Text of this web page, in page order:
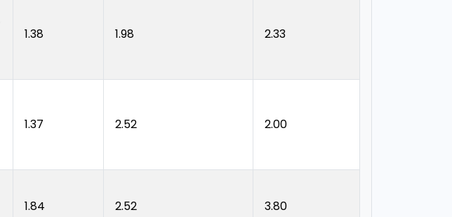
1.38 1.98 2.33
1.37 2.52 2.00
1.84 2.52 3.80